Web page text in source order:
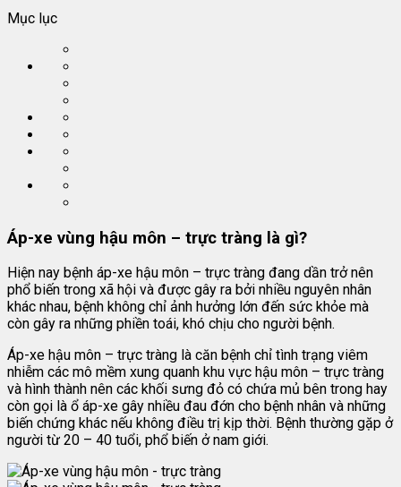
Mục lục
Áp-xe vùng hậu môn – trực tràng là gì?
Hiện nay bệnh áp-xe hậu môn – trực tràng đang dần trở nên
phổ biến trong xã hội và được gây ra bởi nhiều nguyên nhân
khác nhau, bệnh không chỉ ảnh hưởng lớn đến sức khỏe mà
còn gây ra những phiền toái, khó chịu cho người bệnh.
Áp-xe hậu môn – trực tràng là căn bệnh chỉ tình trạng viêm
nhiễm các mô mềm xung quanh khu vực hậu môn – trực tràng
và hình thành nên các khối sưng đỏ có chứa mủ bên trong hay
còn gọi là ổ áp-xe gây nhiều đau đớn cho bệnh nhân và những
biến chứng khác nếu không điều trị kịp thời. Bệnh thường gặp ở
người từ 20 – 40 tuổi, phổ biến ở nam giới.